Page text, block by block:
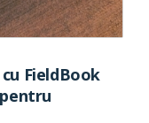
FieldBook